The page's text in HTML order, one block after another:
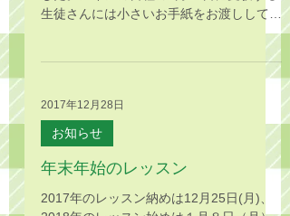
生徒さんには小さいお手紙をお渡ししてい
ますが、下記に集合時間を再掲します。
講師引率： 12:25までに教室集合（先生
はお昼を早めに食べて12:00に教室にいる
2017年12月28日
お知らせ
年末年始のレッスン
2017年のレッスン納めは12月25日(月)、